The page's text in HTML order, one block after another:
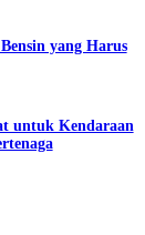
yang Harus
untuk Kendaraan